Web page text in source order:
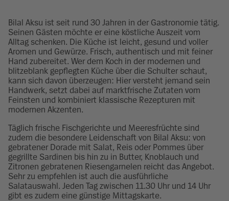
Bilal Aksu ist seit rund 30 Jahren in der Gastronomie tätig.
Seinen Gästen möchte er eine köstliche Auszeit vom
Alltag schenken. Die Küche ist leicht, gesund und voller
Aromen und Gewürze. Frisch, authentisch und mit feiner
Hand zubereitet. Wer dem Koch in der modernen und
blitzeblank gepflegten Küche über die Schulter schaut,
kann sich davon überzeugen: Hier versteht jemand sein
Handwerk, setzt dabei auf marktfrische Zutaten vom
Feinsten und kombiniert klassische Rezepturen mit
modernen Akzenten.
Täglich frische Fischgerichte und Meeresfrüchte sind
zudem die besondere Leidenschaft von Bilal Aksu: von
gebratener Dorade mit Salat, Reis oder Pommes über
gegrillte Sardinen bis hin zu in Butter, Knoblauch und
Zitronen gebratenen Riesengarnelen reicht das Angebot.
Sehr zu empfehlen ist auch die ausführliche
Salatauswahl. Jeden Tag zwischen 11.30 Uhr und 14 Uhr
gibt es zudem eine günstige Mittagskarte.